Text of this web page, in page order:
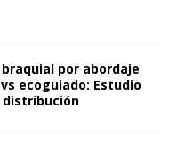
por abordaje
ecoguiado: Estudio
distribución